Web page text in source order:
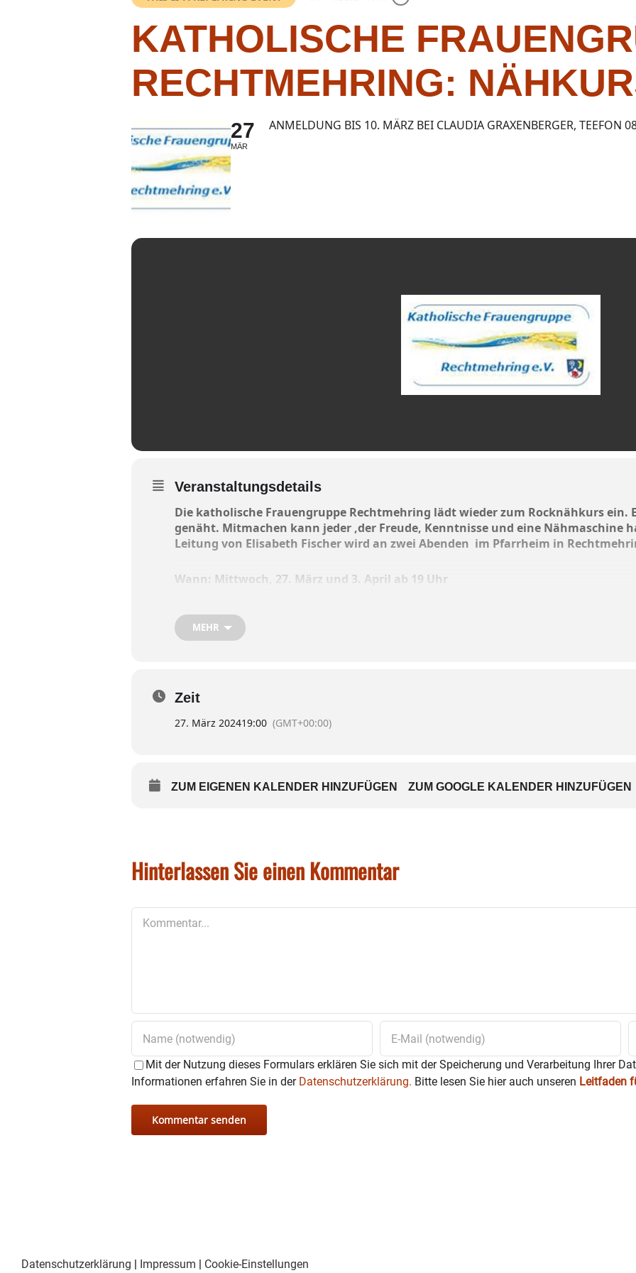
KATHOLISCHE
RECHTMEHRING:
27
MÄR
ANMELDUNG BIS 10. MÄRZ BEI CLAUDIA GRAXENBERGER,
Veranstaltungsdetails
Die katholische Frauengruppe Rechtmehring lädt wieder zum Rocknähkurs ein.
genäht. Mitmachen kann jeder ,der Freude, Kenntnisse und eine Nähmaschine
Leitung von Elisabeth Fischer wird an zwei Abenden im Pfarrheim in
Wann: Mittwoch, 27. März und 3. April ab 19 Uhr
Anmeldung bis 10. März bei Claudia Graxenberger, Teefon 08072/373070 oder 0171/
MEHR
Zeit
27. März 202419:00 (GMT+00:00)
ZUM EIGENEN KALENDER HINZUFÜGEN ZUM GOOGLE KALENDER HINZUFÜGEN
Hinterlassen Sie einen Kommentar
Mit der Nutzung dieses Formulars erklären Sie sich mit der Speicherung und Verarbeitung Ihrer
Informationen erfahren Sie in der Datenschutzerklärung. Bitte lesen Sie hier auch unseren Leitfaden
Datenschutzerklärung | Impressum | Cookie-Einstellungen